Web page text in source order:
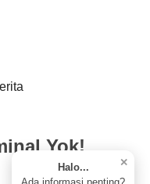
✕
Halo...
Yok!